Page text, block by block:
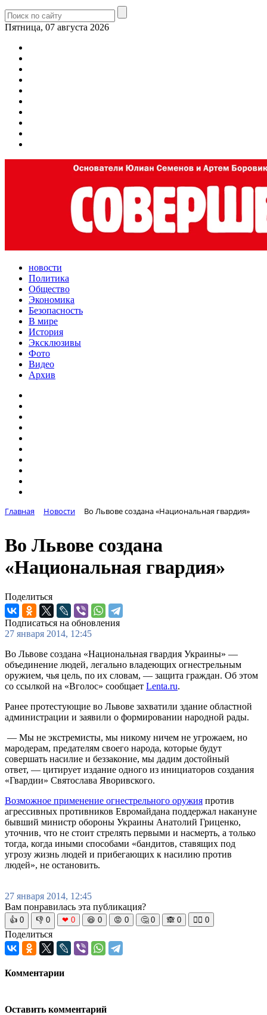
Пятница, 07 августа 2026
новости
Политика
Общество
Экономика
Безопасность
В мире
История
Эксклюзивы
Фото
Видео
Архив
Главная Новости Во Львове создана «Национальная гвардия»
Во Львове создана
«Национальная гвардия»
Поделиться
Подписаться на обновления
27 января 2014, 12:45
Во Львове создана «Национальная гвардия Украины» —
объединение людей, легально владеющих огнестрельным
оружием, чья цель, по их словам, — защита граждан. Об этом
со ссылкой на «Вголос» сообщает Lenta.ru.
Ранее протестующие во Львове захватили здание областной
администрации и заявили о формировании народной рады.
— Мы не экстремисты, мы никому ничем не угрожаем, но
мародерам, предателям своего народа, которые будут
совершать насилие и беззаконие, мы дадим достойный
ответ, — цитирует издание одного из инициаторов создания
«Гвардии» Святослава Яворивского.
Возможное применение огнестрельного оружия против
агрессивных противников Евромайдана поддержал накануне
бывший министр обороны Украины Анатолий Гриценко,
уточнив, что не стоит стрелять первыми и насмерть, а только
тогда, когда иными способами «бандитов, ставящих под
угрозу жизнь людей и прибегающих к насилию против
людей», не остановить.
27 января 2014, 12:45
Вам понравилась эта публикация?
👍 0 👎 0 ❤ 0 😆 0 😡 0 🤔 0 🙈 0 🧘‍♀️ 0
Поделиться
Комментарии
Оставить комментарий